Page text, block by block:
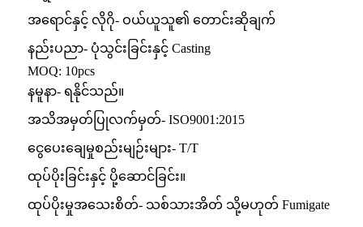
အရောင်နှင့် လိုဂို- ဝယ်ယူသူ၏ တောင်းဆိုချက်
နည်းပညာ- ပုံသွင်းခြင်းနှင့် Casting
MOQ: 10pcs
နမူနာ- ရနိုင်သည်။
အသိအမှတ်ပြုလက်မှတ်- ISO9001:2015
ငွေပေးချေမှုစည်းမျဉ်းများ- T/T
ထုပ်ပိုးခြင်းနှင့် ပို့ဆောင်ခြင်း။
ထုပ်ပိုးမှုအသေးစိတ်- သစ်သားအိတ် သို့မဟုတ် Fumigate